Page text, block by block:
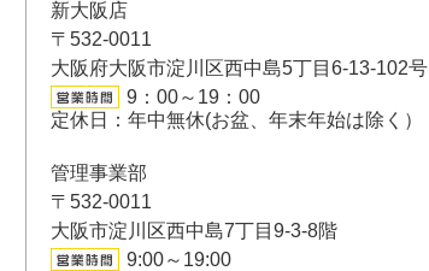
新大阪店
〒532-0011
大阪府大阪市淀川区西中島5丁目6-13-102号
9：00～19：00
定休日：年中無休(お盆、年末年始は除く）
管理事業部
〒532-0011
大阪市淀川区西中島7丁目9-3-8階
9:00～19:00